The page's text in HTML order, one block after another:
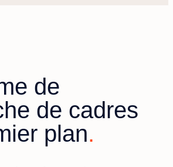
de
de cadres
plan